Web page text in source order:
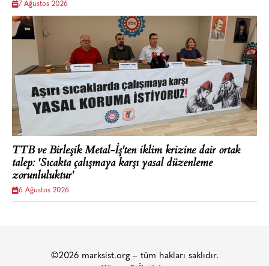
7 Ağustos 2026
TTB ve Birleşik Metal-İş'ten iklim krizine dair ortak
talep: 'Sıcakta çalışmaya karşı yasal düzenleme
zorunluluktur'
6 Ağustos 2026
©2026 marksist.org – tüm hakları saklıdır.